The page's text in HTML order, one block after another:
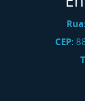
CEP: